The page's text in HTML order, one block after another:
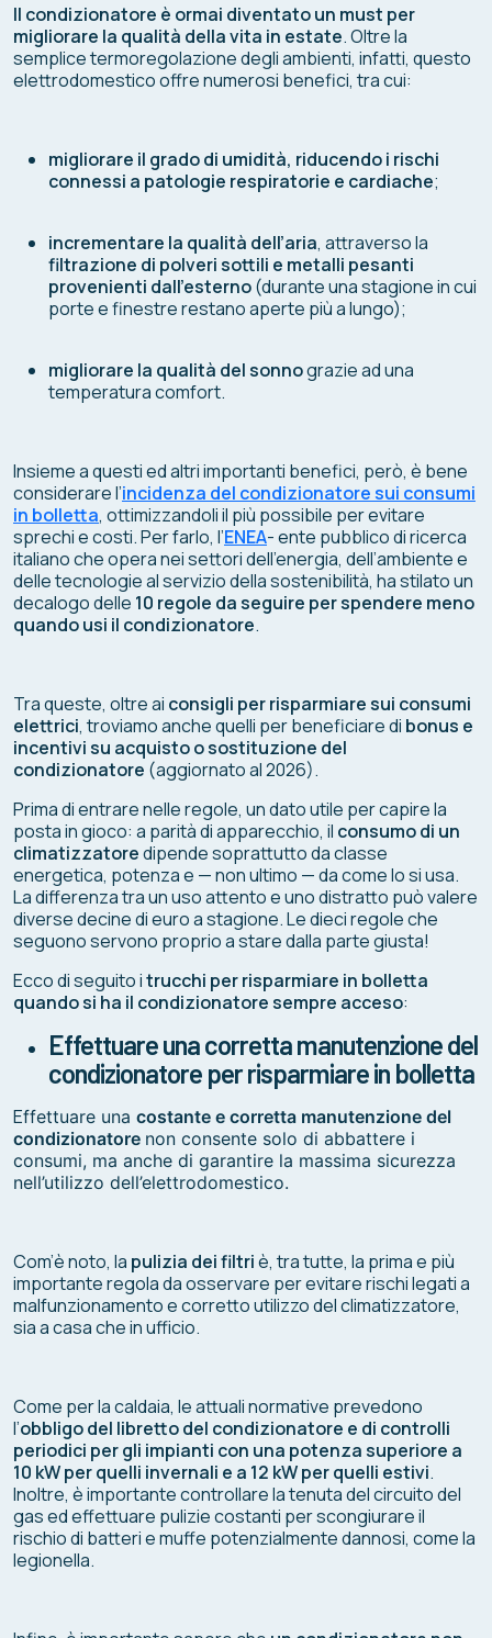
Il condizionatore è ormai diventato un must per
migliorare la qualità della vita in estate. Oltre la
semplice termoregolazione degli ambienti, infatti, questo
elettrodomestico offre numerosi benefici, tra cui:
migliorare il grado di umidità, riducendo i rischi
connessi a patologie respiratorie e cardiache;
incrementare la qualità dell’aria, attraverso la
filtrazione di polveri sottili e metalli pesanti
provenienti dall’esterno(durante una stagione in cui
porte e finestre restano aperte più a lungo);
migliorare la qualità del sonnograzie ad una
temperatura comfort.
Insieme a questi ed altri importanti benefici, però, è bene
considerare l’incidenza del condizionatore sui consumi
in bolletta, ottimizzandoli il più possibile per evitare
sprechi e costi. Per farlo, l’ENEA- ente pubblico di ricerca
italiano che opera nei settori dell'energia, dell’ambiente e
delle tecnologie al servizio della sostenibilità, ha stilato un
decalogo delle 10 regole da seguire per spendere meno
quando usi il condizionatore.
Tra queste, oltre ai consigli per risparmiare sui consumi
elettrici, troviamo anche quelli per beneficiare di bonus e
incentivi su acquisto o sostituzione del
condizionatore (aggiornato al 2026).
Prima di entrare nelle regole, un dato utile per capire la
posta in gioco: a parità di apparecchio, il consumo di un
climatizzatoredipende soprattutto da classe
energetica, potenza e — non ultimo — da come lo si usa.
La differenza tra un uso attento e uno distratto può valere
diverse decine di euro a stagione. Le dieci regole che
seguono servono proprio a stare dalla parte giusta!
Ecco di seguito itrucchi per risparmiare in bolletta
quando si ha il condizionatore sempre acceso:
Effettuare una corretta manutenzione del
condizionatore per risparmiare in bolletta
Effettuare una costante e corretta manutenzione del
condizionatore non consente solo di abbattere i
consumi, ma anche di garantire la massima sicurezza
nell’utilizzo dell’elettrodomestico.
Com’è noto, la pulizia dei filtriè, tra tutte, la prima e più
importante regola da osservare per evitare rischi legati a
malfunzionamento e corretto utilizzo del climatizzatore,
sia a casa che in ufficio.
Come per la caldaia, le attuali normative prevedono
l’obbligo del libretto del condizionatore e di controlli
periodici per gli impianti con una potenza superiore a
10 kW per quelli invernali e a 12 kW per quelli estivi.
Inoltre, è importante controllare la tenuta del circuito del
gas ed effettuare pulizie costanti per scongiurare il
rischio di batteri e muffe potenzialmente dannosi, come la
legionella.